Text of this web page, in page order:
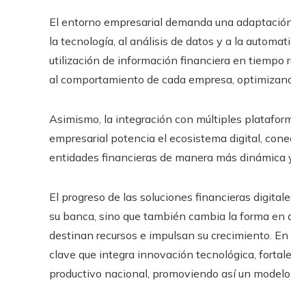
El entorno empresarial demanda una
la tecnología, al análisis de datos y a la
utilización de información financiera en tiempo
al comportamiento de cada empresa,
Asimismo, la integración con múltiples
empresarial potencia el ecosistema digital,
entidades financieras de manera más dinámica
El progreso de las soluciones financieras
su banca, sino que también cambia la forma
destinan recursos e impulsan su crecimiento.
clave que integra innovación tecnológica,
productivo nacional, promoviendo así un